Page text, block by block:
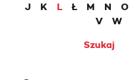
J
K L Ł M N O
V
W
Szukaj